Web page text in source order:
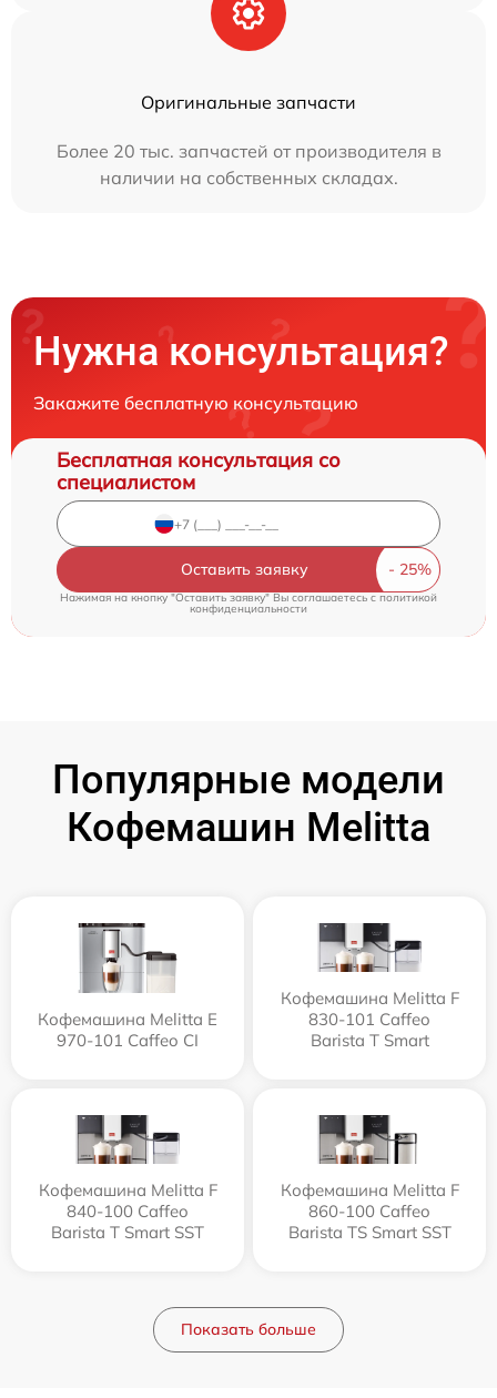
Оригинальные запчасти
Более 20 тыс. запчастей от производителя в
наличии на собственных складах.
Нужна консультация?
Закажите бесплатную консультацию
Бесплатная консультация со
специалистом
Оставить заявку
Нажимая на кнопку "Оставить заявку" Вы соглашаетесь cполитикой
конфиденциальности
Популярные модели
Кофемашин Melitta
Кофемашина Melitta Е
970-101 Caffeo CI
Кофемашина Melitta F
830-101 Caffeo
Barista T Smart
Кофемашина Melitta F
840-100 Caffeo
Barista T Smart SST
Кофемашина Melitta F
860-100 Caffeo
Barista TS Smart SST
Показать больше